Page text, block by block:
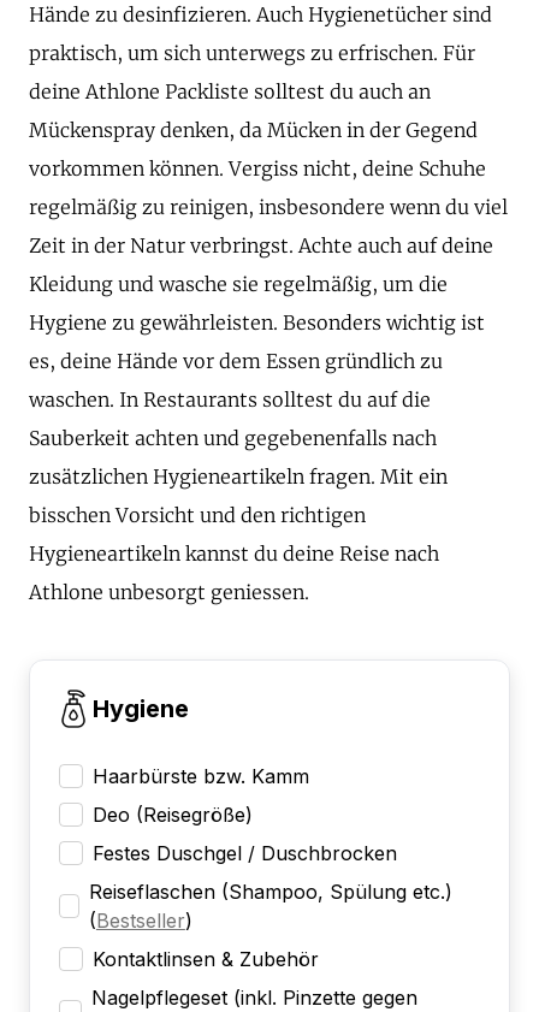
Hände zu desinfizieren. Auch Hygienetücher sind
praktisch, um sich unterwegs zu erfrischen. Für
deine Athlone Packliste solltest du auch an
Mückenspray denken, da Mücken in der Gegend
vorkommen können. Vergiss nicht, deine Schuhe
regelmäßig zu reinigen, insbesondere wenn du viel
Zeit in der Natur verbringst. Achte auch auf deine
Kleidung und wasche sie regelmäßig, um die
Hygiene zu gewährleisten. Besonders wichtig ist
es, deine Hände vor dem Essen gründlich zu
waschen. In Restaurants solltest du auf die
Sauberkeit achten und gegebenenfalls nach
zusätzlichen Hygieneartikeln fragen. Mit ein
bisschen Vorsicht und den richtigen
Hygieneartikeln kannst du deine Reise nach
Athlone unbesorgt geniessen.
Hygiene
Haarbürste bzw. Kamm
Deo (Reisegröße)
Festes Duschgel / Duschbrocken
Reiseflaschen (Shampoo, Spülung etc.)
(Bestseller)
Kontaktlinsen & Zubehör
Nagelpflegeset (inkl. Pinzette gegen